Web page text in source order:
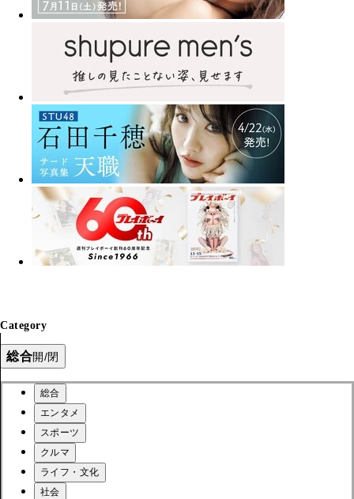
Category
総合開/閉
総合
エンタメ
スポーツ
クルマ
ライフ・文化
社会